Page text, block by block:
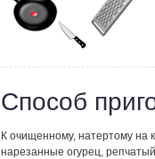
Способ
К очищенному, натертому на
нарезанные огурец,